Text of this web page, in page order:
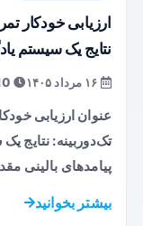
ارزیابی خودکار
نتایج یک سیستم
10 دقیقه
عنوان ارزیابی
تک‌دوربینه: نتایج
پیامدهای بالینی
بیشتر بخوانید